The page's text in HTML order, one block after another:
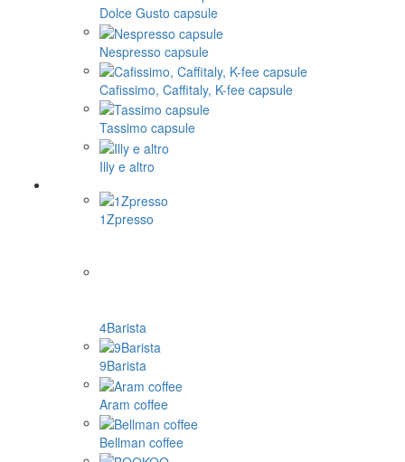
Dolce Gusto capsule
Nespresso capsule
Cafissimo, Caffitaly, K-fee capsule
Tassimo capsule
Illy e altro
1Zpresso
4Barista
9Barista
Aram coffee
Bellman coffee